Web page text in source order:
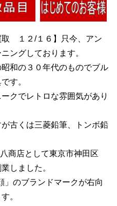
取 １２/１６】只今、アン
ングしております。
和の３０年代のものでブル
す。
クでレトロな雰囲気があり
古くは三菱鉛筆、トンボ鉛
商店として東京市神田区
しました。
」のブランドマークが右向
。